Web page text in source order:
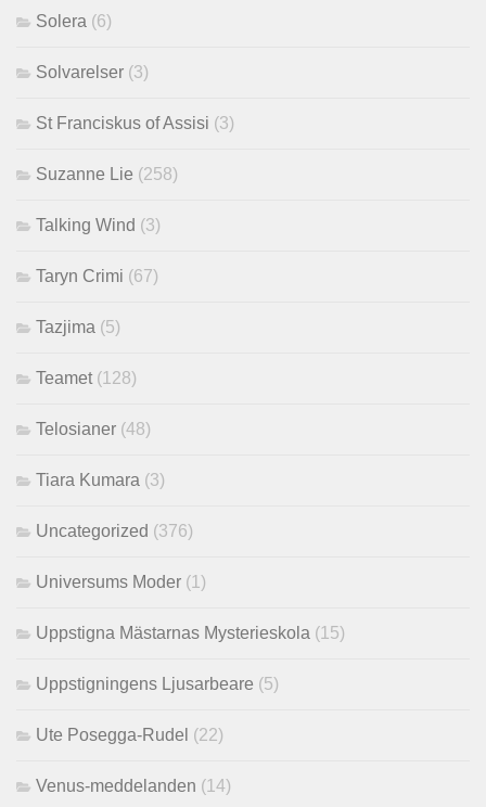
Solera (6)
Solvarelser (3)
St Franciskus of Assisi (3)
Suzanne Lie (258)
Talking Wind (3)
Taryn Crimi (67)
Tazjima (5)
Teamet (128)
Telosianer (48)
Tiara Kumara (3)
Uncategorized (376)
Universums Moder (1)
Uppstigna Mästarnas Mysterieskola (15)
Uppstigningens Ljusarbeare (5)
Ute Posegga-Rudel (22)
Venus-meddelanden (14)